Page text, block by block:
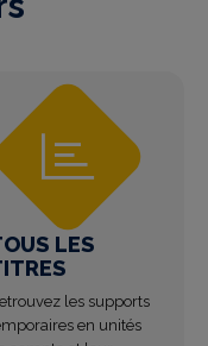
LES
les supports
en unités